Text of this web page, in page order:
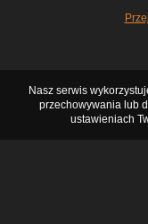
Nasz serwis
przechowywania lub
ustawieniach